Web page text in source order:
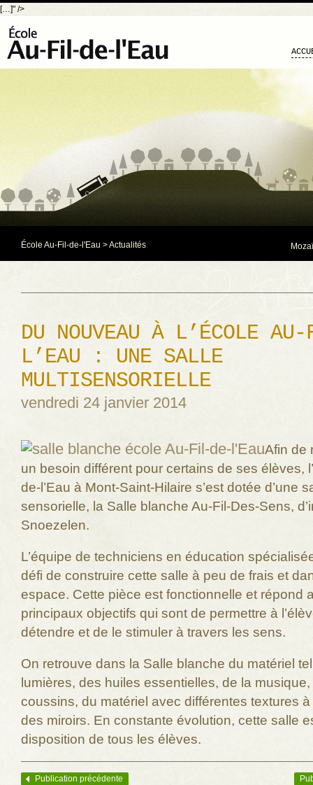
[…]" />
École Au-Fil-de-l'Eau >Actualités
DU NOUVEAU À L’ÉCOLE
L’EAU : UNE SALLE
MULTISENSORIELLE
vendredi 24 janvier 2014
Afin de
un besoin différent pour certains de ses élèves,
de-l’Eau à Mont-Saint-Hilaire s’est dotée d’une
sensorielle, la Salle blanche Au-Fil-Des-Sens,
Snoezelen.
L’équipe de techniciens en éducation
défi de construire cette salle à peu de frais et
espace. Cette pièce est fonctionnelle et répond
principaux objectifs qui sont de permettre à
détendre et de le stimuler à travers les sens.
On retrouve dans la Salle blanche du matériel
lumières, des huiles essentielles, de la
coussins, du matériel avec différentes textures
des miroirs. En constante évolution, cette salle
disposition de tous les élèves.
Navigation des articles
Publication précédente